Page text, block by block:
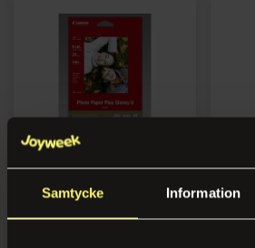
Samtycke Information
gl 13x18 (20)
gloss